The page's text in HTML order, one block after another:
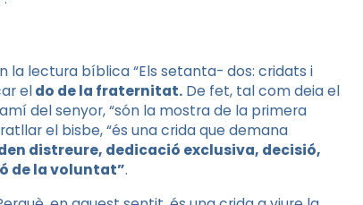
la lectura bíblica “Els setanta- dos: cridats i
eldo de la fraternitat. De fet, tal com deia el
del senyor, “són la mostra de la primera
el bisbe, “és una crida que demana
distreure, dedicació exclusiva, decisió,
de la voluntat”.